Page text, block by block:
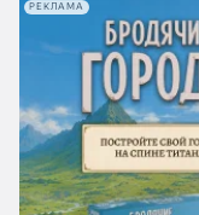
РЕКЛАМА